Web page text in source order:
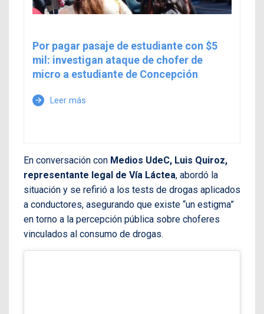
Por pagar pasaje de estudiante con $5
mil: investigan ataque de chofer de
micro a estudiante de Concepción
arrow_forward Leer más
En conversación con Medios UdeC, Luis Quiroz,
representante legal de Vía Láctea, abordó la
situación y se refirió a los tests de drogas aplicados
a conductores, asegurando que existe “un estigma”
en torno a la percepción pública sobre choferes
vinculados al consumo de drogas.